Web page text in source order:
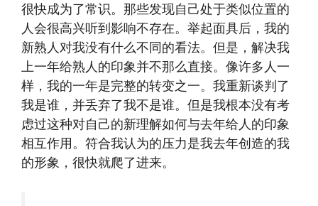
很快成为了常识。那些发现自己处于类似位置的
人会很高兴听到影响不存在。举起面具后，我的
新熟人对我没有什么不同的看法。但是，解决我
上一年给熟人的印象并不那么直接。像许多人一
样，我的一年是完整的转变之一。我重新谈判了
我是谁，并丢弃了我不是谁。但是我根本没有考
虑过这种对自己的新理解如何与去年给人的印象
相互作用。符合我认为的压力是我去年创造的我
的形象，很快就爬了进来。